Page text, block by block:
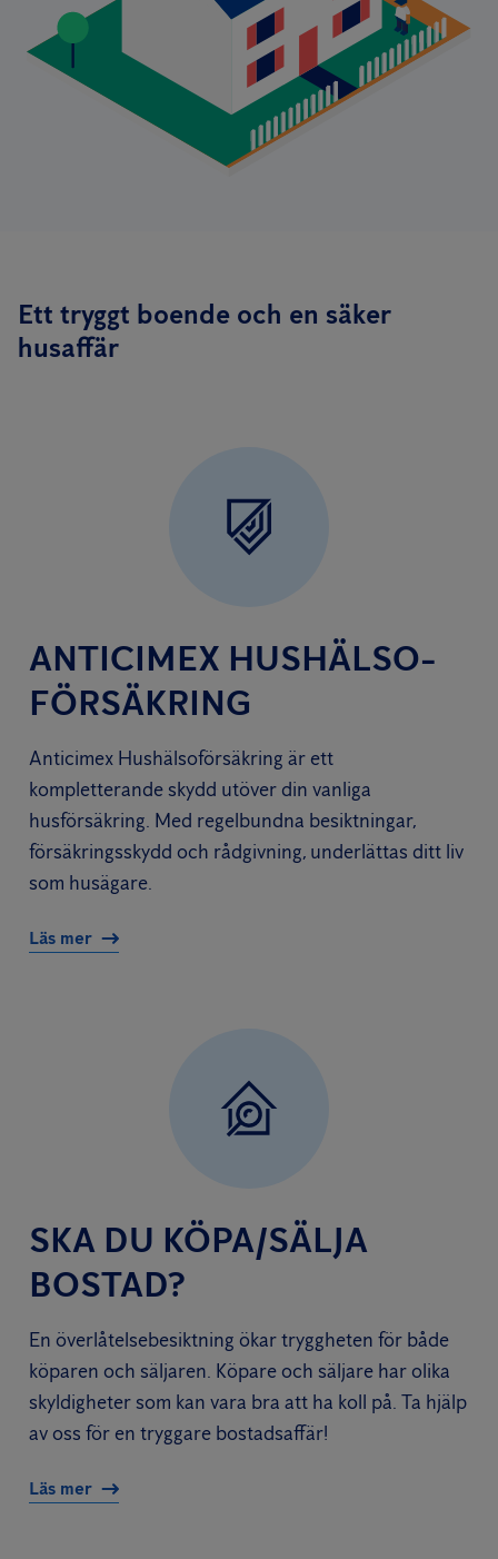
Ett tryggt boende och en säker
husaffär
ANTICIMEX HUSHÄLSO­
FÖRSÄKRING
Anticimex Hushälsoförsäkring är ett
kompletterande skydd utöver din vanliga
husförsäkring. Med regelbundna besiktningar,
försäkringsskydd och rådgivning, underlättas ditt liv
som husägare.
Läs mer
SKA DU KÖPA/SÄLJA
BOSTAD?
En överlåtelsebesiktning ökar tryggheten för både
köparen och säljaren. Köpare och säljare har olika
skyldigheter som kan vara bra att ha koll på. Ta hjälp
av oss för en tryggare bostadsaffär!
Läs mer